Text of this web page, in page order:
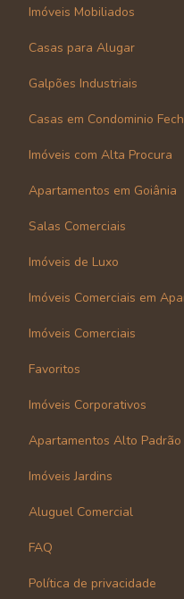
Imóveis Mobiliados
Casas para Alugar
Galpões Industriais
Casas em Condominio
Imóveis com Alta Procura
Apartamentos em Goiânia
Salas Comerciais
Imóveis de Luxo
Imóveis Comerciais em
Imóveis Comerciais
Favoritos
Imóveis Corporativos
Apartamentos Alto Padrão
Imóveis Jardins
Aluguel Comercial
FAQ
Política de privacidade